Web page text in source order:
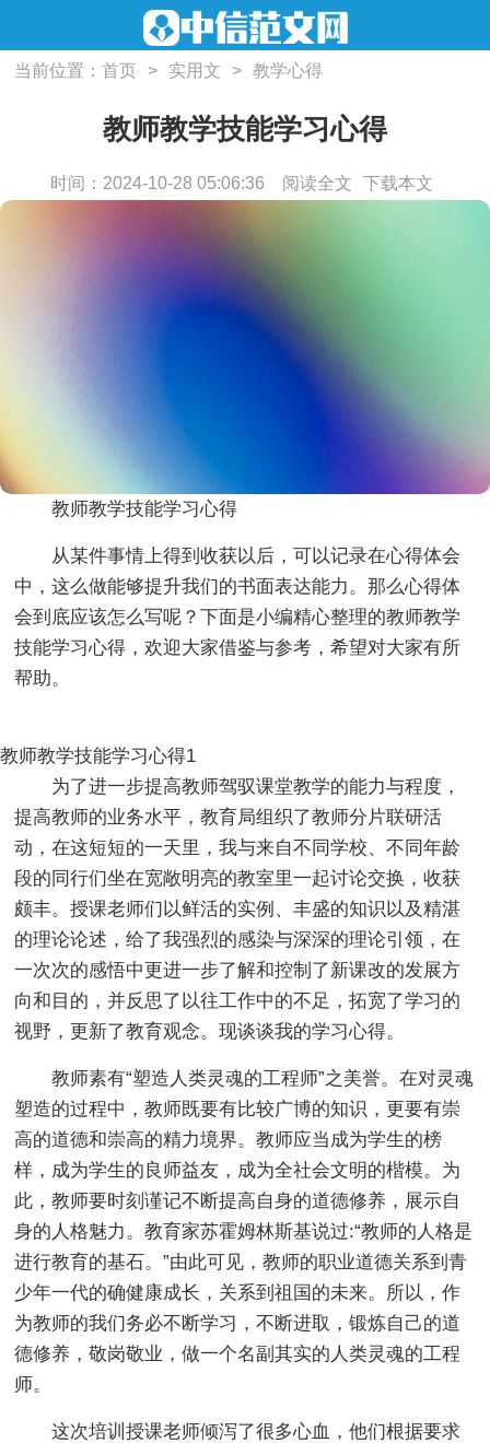
当前位置：首页 > 实用文 > 教学心得
教师教学技能学习心得
时间：2024-10-28 05:06:36 阅读全文 下载本文
教师教学技能学习心得
从某件事情上得到收获以后，可以记录在心得体会
中，这么做能够提升我们的书面表达能力。那么心得体
会到底应该怎么写呢？下面是小编精心整理的教师教学
技能学习心得，欢迎大家借鉴与参考，希望对大家有所
帮助。
教师教学技能学习心得1
为了进一步提高教师驾驭课堂教学的能力与程度，
提高教师的业务水平，教育局组织了教师分片联研活
动，在这短短的一天里，我与来自不同学校、不同年龄
段的同行们坐在宽敞明亮的教室里一起讨论交换，收获
颇丰。授课老师们以鲜活的实例、丰盛的知识以及精湛
的理论论述，给了我强烈的感染与深深的理论引领，在
一次次的感悟中更进一步了解和控制了新课改的发展方
向和目的，并反思了以往工作中的不足，拓宽了学习的
视野，更新了教育观念。现谈谈我的学习心得。
教师素有“塑造人类灵魂的工程师”之美誉。在对灵魂
塑造的过程中，教师既要有比较广博的知识，更要有崇
高的道德和崇高的精力境界。教师应当成为学生的榜
样，成为学生的良师益友，成为全社会文明的楷模。为
此，教师要时刻谨记不断提高自身的道德修养，展示自
身的人格魅力。教育家苏霍姆林斯基说过:“教师的人格是
进行教育的基石。”由此可见，教师的职业道德关系到青
少年一代的确健康成长，关系到祖国的未来。所以，作
为教师的我们务必不断学习，不断进取，锻炼自己的道
德修养，敬岗敬业，做一个名副其实的人类灵魂的工程
师。
这次培训授课老师倾泻了很多心血，他们根据要求